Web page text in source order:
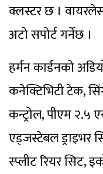
क्लस्टर छ ।
अटो सपोर्ट गर्नेछ ।
हर्मन कार्डनको
कनेक्टिभिटी टेक,
कन्ट्रोल, पीएम २.५
एड्जस्टेबल ड्राइभर
स्प्लीट रियर सिट,